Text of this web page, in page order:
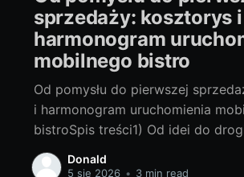
sprzedaży: kosztorys i
harmonogram
mobilnego bistro
Od pomysłu do pierwszej
i harmonogram uruchomienia
bistroSpis treści1) Od idei do
mobilne bistro to biznes dla
minusy food trucka vs. przyczepy-
Donald
5 sie 2026 • 3 min read